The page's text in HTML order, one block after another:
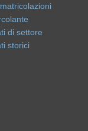
di settore
storici